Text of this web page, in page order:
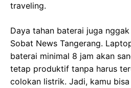
traveling.
Daya tahan baterai juga
Sobat News Tangerang.
baterai minimal 8 jam akan
tetap produktif tanpa harus
colokan listrik. Jadi, kamu